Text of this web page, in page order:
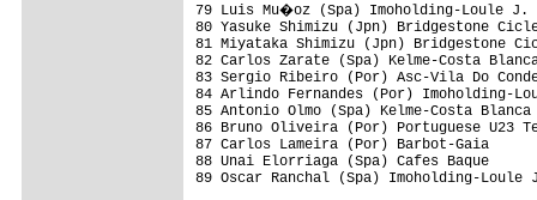
79 Luis Mu�oz (Spa) Imoholding-
80 Yasuke Shimizu (Jpn) Bridgestone
81 Miyataka Shimizu (Jpn)
82 Carlos Zarate (Spa)
83 Sergio Ribeiro (Por) Asc-Vila Do
84 Arlindo Fernandes (Por)
85 Antonio Olmo (Spa) Kelme-Costa
86 Bruno Oliveira (Por) Portuguese
87 Carlos Lameira (Por) Barbot-
88 Unai Elorriaga (Spa) Cafes
89 Oscar Ranchal (Spa) Imoholding-